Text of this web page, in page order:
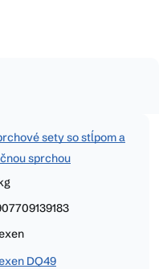
sety so stĺpom a
sprchou
DQ49